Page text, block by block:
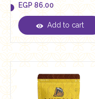
EGP 86.00
EGP 86.00
Add to cart